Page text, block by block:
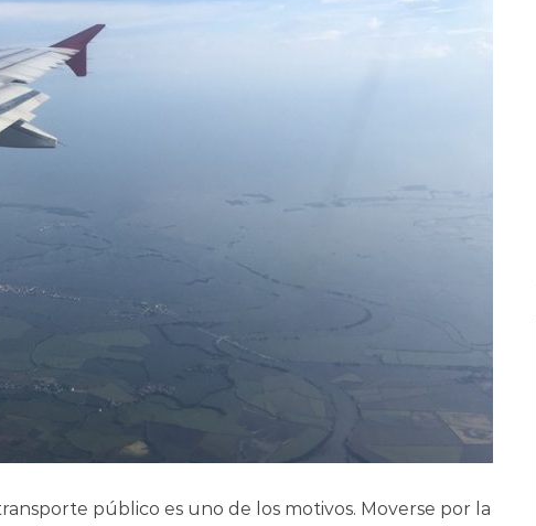
público es uno de los motivos. Moverse por la